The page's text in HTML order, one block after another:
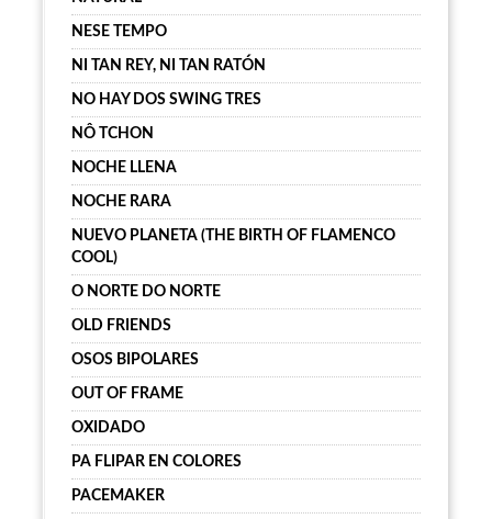
NESE TEMPO
NI TAN REY, NI TAN RATÓN
NO HAY DOS SWING TRES
NÔ TCHON
NOCHE LLENA
NOCHE RARA
NUEVO PLANETA (THE BIRTH OF FLAMENCO
COOL)
O NORTE DO NORTE
OLD FRIENDS
OSOS BIPOLARES
OUT OF FRAME
OXIDADO
PA FLIPAR EN COLORES
PACEMAKER